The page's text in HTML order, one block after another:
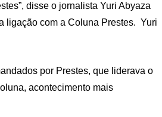
disse o jornalista Yuri Abyaza
ligação com a Coluna Prestes. Yuri
por Prestes, que liderava o
acontecimento mais